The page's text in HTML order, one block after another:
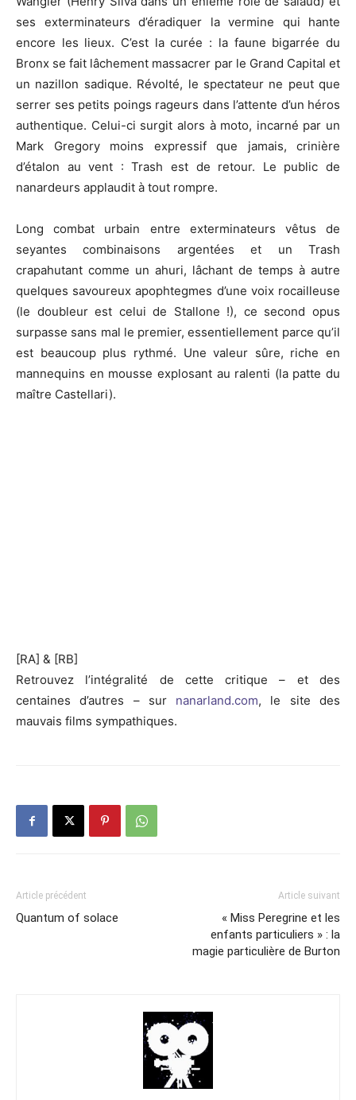
ses exterminateurs d’éradiquer la vermine qui hante
encore les lieux. C’est la curée : la faune bigarrée du
Bronx se fait lâchement massacrer par le Grand Capital et
un nazillon sadique. Révolté, le spectateur ne peut que
serrer ses petits poings rageurs dans l’attente d’un héros
authentique. Celui-ci surgit alors à moto, incarné par un
Mark Gregory moins expressif que jamais, crinière
d’étalon au vent : Trash est de retour. Le public de
nanardeurs applaudit à tout rompre.
Long combat urbain entre exterminateurs vêtus de
seyantes combinaisons argentées et un Trash
crapahutant comme un ahuri, lâchant de temps à autre
quelques savoureux apophtegmes d’une voix rocailleuse
(le doubleur est celui de Stallone !), ce second opus
surpasse sans mal le premier, essentiellement parce qu’il
est beaucoup plus rythmé. Une valeur sûre, riche en
mannequins en mousse explosant au ralenti (la patte du
maître Castellari).
[RA] & [RB]
Retrouvez l’intégralité de cette critique – et des
centaines d’autres – sur nanarland.com, le site des
mauvais films sympathiques.
Article précédent
Quantum of solace
Article suivant
« Miss Peregrine et les
enfants particuliers » : la
magie particulière de Burton